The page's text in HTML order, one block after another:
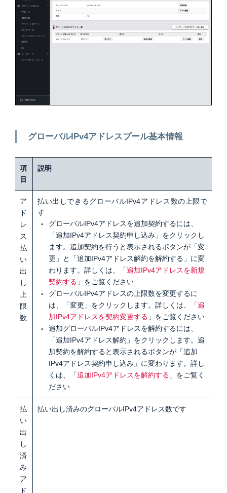
グローバルIPv4アドレスプール基本情報
項
目
説明
ア
ド
レ
ス
払
い
出
し
上
限
数
払い出しできるグローバルIPv4アドレス数の上限で
す
グローバルIPv4アドレスを追加契約するには、
「追加IPv4アドレス契約申し込み」をクリックし
ます。追加契約を行うと表示されるボタンが「変
更」と「追加IPv4アドレス解約を解約する」に変
わります。詳しくは、「追加IPv4アドレスを新規
契約する 」をご覧ください
グローバルIPv4アドレスの上限数を変更するに
は、「変更」をクリックします。詳しくは、「追
加IPv4アドレスを契約変更する 」をご覧ください
追加グローバルIPv4アドレスを解約するには、
「追加IPv4アドレス解約」をクリックします。追
加契約を解約すると表示されるボタンが「追加
IPv4アドレス契約申し込み」に変わります。詳し
くは、「追加IPv4アドレスを解約する 」をご覧く
ださい
払
い
出
し
済
み
ア
ド
払い出し済みのグローバルIPv4アドレス数です